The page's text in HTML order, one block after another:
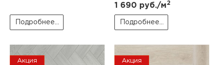
Подробнее...
1 690 руб./м2
Подробнее...
Акция Акция